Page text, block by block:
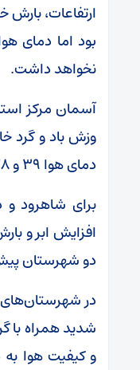
ارتفاعات،
بود اما دمای
نخواهد داشت.
آسمان مرکز
وزش باد و گرد
دمای هوا ۳۹ و ۲۸ درجه بالای صفر خواهد بود.
برای شاهرود
افزایش ابر و
دو شهرستان
در
شدید همراه
و کیفیت هوا